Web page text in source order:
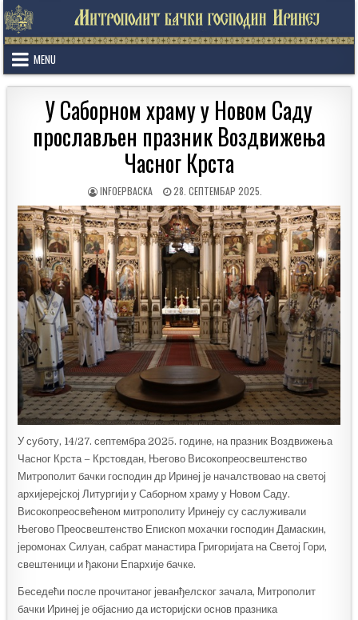
Skip
to
content
MENU
У Саборном храму у Новом Саду
прослављен празник Воздвижења
Часног Крста
AUTHOR:
INFOEPBACKA
PUBLISHED
DATE:
28. СЕПТЕМБАР 2025.
У суботу, 14/27. септембра 2025. године, на празник Воздвижења
Часног Крста – Крстовдан, Његово Високопреосвештенство
Митрополит бачки господин др Иринеј је началствовао на светој
архијерејској Литургији у Саборном храму у Новом Саду.
Високопреосвећеном митрополиту Иринеју су саслуживали
Његово Преосвештенство Епископ мохачки господин Дамаскин,
јеромонах Силуан, сабрат манастира Григоријата на Светој Гори,
свештеници и ђакони Епархије бачке.
Беседећи после прочитаног јеванђелског зачала, Митрополит
бачки Иринеј је објаснио да историјски основ празника